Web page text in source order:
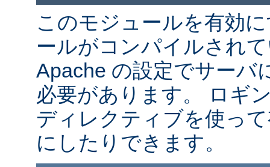
このモジュールを有効
ールがコンパイルされ
Apache の設定でサーバ
必要があります。 ロギ
ディレクティブを使っ
にしたりできます。